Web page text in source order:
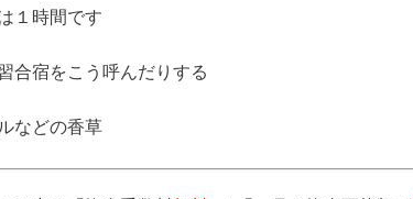
１時間です
合宿をこう呼んだりする
などの香草